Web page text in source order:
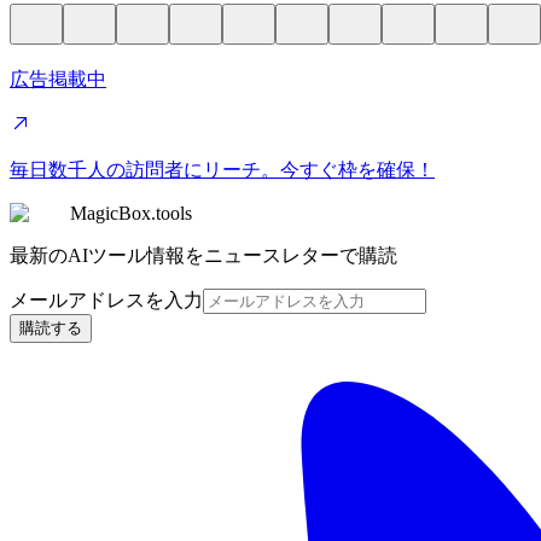
広告掲載中
毎日数千人の訪問者にリーチ。今すぐ枠を確保！
MagicBox.tools
最新のAIツール情報をニュースレターで購読
メールアドレスを入力
購読する